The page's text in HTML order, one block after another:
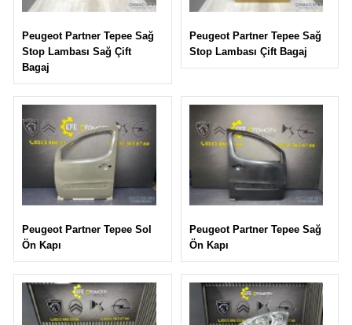
Peugeot Partner Tepee Sağ
Stop Lambası Sağ Çift
Bagaj
Peugeot Partner Tepee Sağ
Stop Lambası Çift Bagaj
Peugeot Partner Tepee Sol
Ön Kapı
Peugeot Partner Tepee Sağ
Ön Kapı